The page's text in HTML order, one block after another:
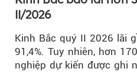
II/2026
Kinh Bắc quý II 2026 lãi
91,4%. Tuy nhiên, hơn
nghiệp dự kiến được ghi